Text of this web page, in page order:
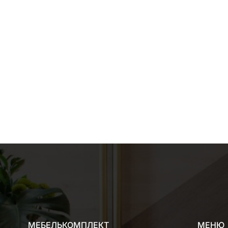
МЕБЕЛЬКОМПЛЕКТ МЕНЮ